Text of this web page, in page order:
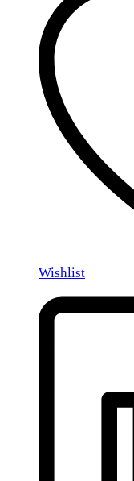
Wishlist